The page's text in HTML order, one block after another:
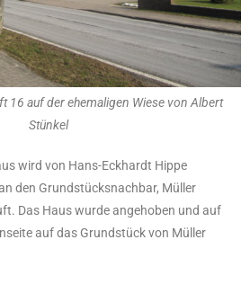
16 auf der ehemaligen Wiese von Albert
Stünkel
wird von Hans-Eckhardt Hippe
den Grundstücksnachbar, Müller
Das Haus wurde angehoben und auf
auf das Grundstück von Müller